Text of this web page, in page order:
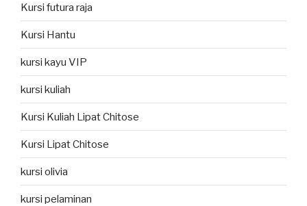
Kursi futura raja
Kursi Hantu
kursi kayu VIP
kursi kuliah
Kursi Kuliah Lipat Chitose
Kursi Lipat Chitose
kursi olivia
kursi pelaminan